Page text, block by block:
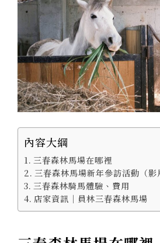
內容大綱
三春森林馬場在哪裡
三春森林馬場新年參訪活動（影
三春森林騎馬體驗、費用
店家資訊｜員林三春森林馬場